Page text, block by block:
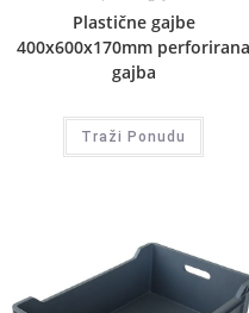
Plastične gajbe
400x600x170mm perforirana
gajba
Traži Ponudu